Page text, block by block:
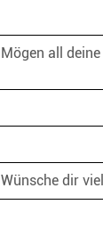
Mögen all
Wünsche dir